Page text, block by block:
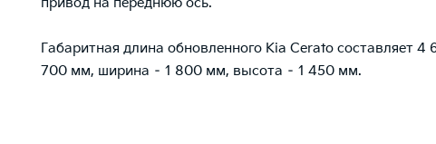
Габаритная длина обновленного Kia Cerato составляет 4
700 мм, ширина – 1 800 мм, высота – 1 450 мм.